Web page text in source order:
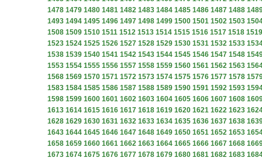
1478 1479 1480 1481 1482 1483 1484 1485 1486 1487 1488
1493 1494 1495 1496 1497 1498 1499 1500 1501 1502 1503
1508 1509 1510 1511 1512 1513 1514 1515 1516 1517 1518 1519
1523 1524 1525 1526 1527 1528 1529 1530 1531 1532 1533
1538 1539 1540 1541 1542 1543 1544 1545 1546 1547 1548
1553 1554 1555 1556 1557 1558 1559 1560 1561 1562 1563
1568 1569 1570 1571 1572 1573 1574 1575 1576 1577 1578
1583 1584 1585 1586 1587 1588 1589 1590 1591 1592 1593
1598 1599 1600 1601 1602 1603 1604 1605 1606 1607 1608
1613 1614 1615 1616 1617 1618 1619 1620 1621 1622 1623
1628 1629 1630 1631 1632 1633 1634 1635 1636 1637 1638
1643 1644 1645 1646 1647 1648 1649 1650 1651 1652 1653
1658 1659 1660 1661 1662 1663 1664 1665 1666 1667 1668
1673 1674 1675 1676 1677 1678 1679 1680 1681 1682 1683